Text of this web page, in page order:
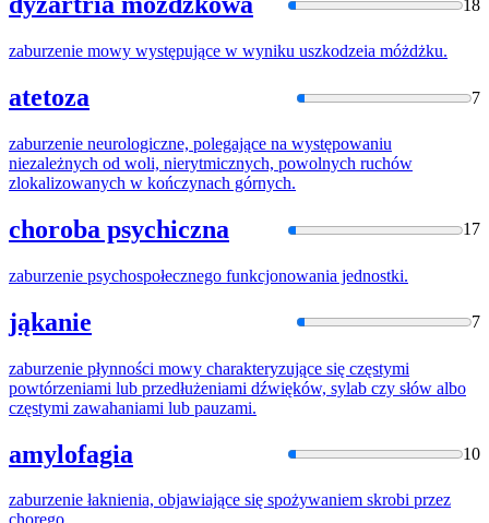
18
zaburzenie mowy występujące w wyniku uszkodzeia móżdżku.
atetoza 7
zaburzenie neurologiczne, polegające na występowaniu
niezależnych od woli, nierytmicznych, powolnych ruchów
zlokalizowanych w kończynach górnych.
choroba psychiczna 17
zaburzenie psychospołecznego funkcjonowania jednostki.
jąkanie 7
zaburzenie płynności mowy charakteryzujące się częstymi
powtórzeniami lub przedłużeniami dźwięków, sylab czy słów albo
częstymi zawahaniami lub pauzami.
amylofagia 10
zaburzenie łaknienia, objawiające się spożywaniem skrobi przez